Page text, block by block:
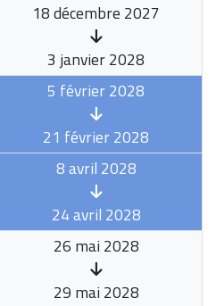
18 décembre 2027
3 janvier 2028
5 février 2028
21 février 2028
8 avril 2028
24 avril 2028
26 mai 2028
29 mai 2028